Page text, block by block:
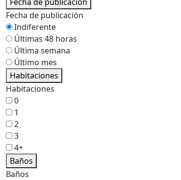
Fecha de publicación
Indiferente
Últimas 48 horas
Última semana
Último mes
Habitaciones
Habitaciones
0
1
2
3
4+
Baños
Baños